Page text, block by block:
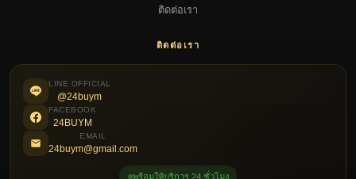
ติดต่อเรา
ติดต่อเรา
LINE OFFICIAL
@24buym
FACEBOOK
24BUYM
EMAIL
24buym@gmail.com
พร้อมให้บริการ 24 ชั่วโมง